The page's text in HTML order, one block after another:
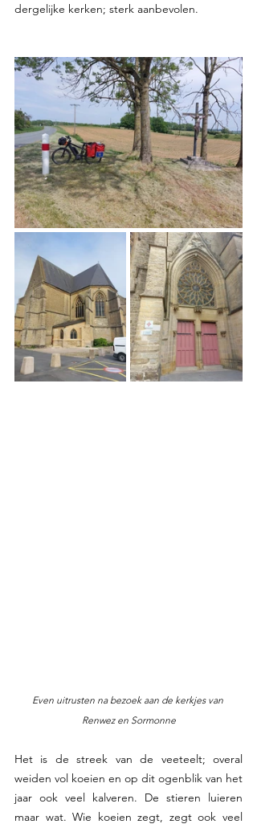
dergelijke kerken; sterk aanbevolen.
Even uitrusten na bezoek aan de kerkjes van
Renwez en Sormonne
Het is de streek van de veeteelt; overal
weiden vol koeien en op dit ogenblik van het
jaar ook veel kalveren. De stieren luieren
maar wat. Wie koeien zegt, zegt ook veel